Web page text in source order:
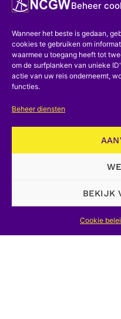
Beheer
Wanneer het beste is gedaan,
cookies te gebruiken om
waarmee u toegang heeft tot
om de surfplanken van unieke
actie van uw reis onderneemt,
functies.
Beheer diensten
BEKIJK
Cookie
VORIG ARTIKEL
Ontvang de